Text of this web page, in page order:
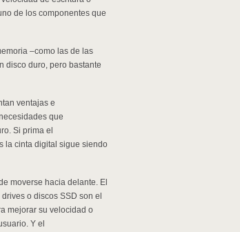
de los componentes que
–como las de las
disco duro, pero bastante
ventajas e
que
Si prima el
la cinta digital sigue siendo
moverse hacia delante. El
o discos SSD son el
mejorar su velocidad o
Y el